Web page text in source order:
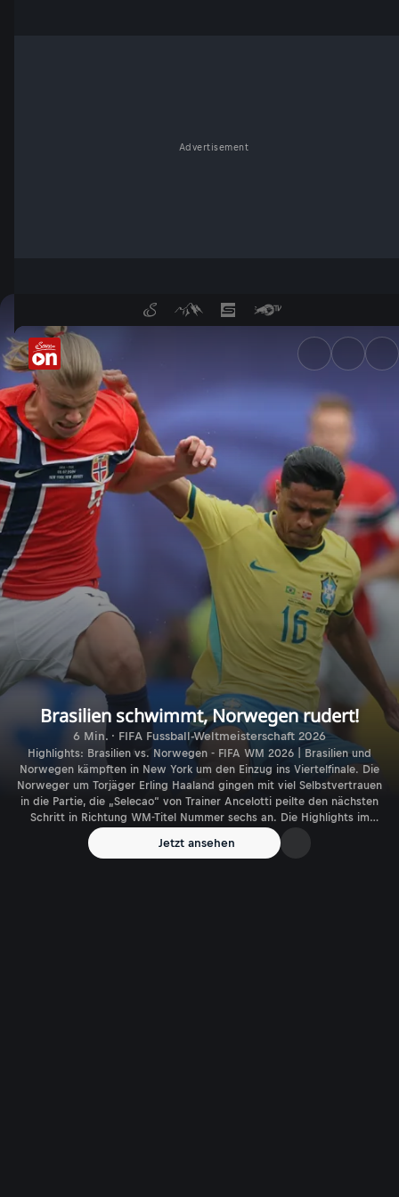
Advertisement
Brasilien schwimmt,
Brasilien schwimmt, Norwegen rudert!
6 Min. · FIFA Fussball-Weltmeisterschaft 2026
Highlights: Brasilien vs. Norwegen - FIFA WM 2026 | Brasilien und
Norwegen kämpften in New York um den Einzug ins Viertelfinale. Die
Norweger um Torjäger Erling Haaland gingen mit viel Selbstvertrauen
in die Partie, die „Selecao“ von Trainer Ancelotti peilte den nächsten
Schritt in Richtung WM-Titel Nummer sechs an. Die Highlights im
Jetzt ansehen